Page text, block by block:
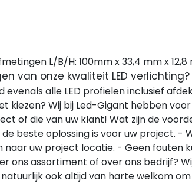
L/B/H: 100mm x 33,4 mm x
onze kwaliteit LED verlichting?
alle LED profielen inclusief
Wij bij Led-Gigant hebben
of die van uw klant! Wat zijn de
beste oplossing is voor uw project. -
uw project locatie. - Geen fouten
ons assortiment of over ons bedrijf?
ook altijd van harte welkom